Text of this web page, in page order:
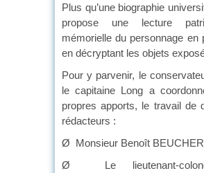
Plus qu’une biographie
propose une lecture
mémorielle du personnage en
en décryptant les objets
Pour y parvenir, le
le capitaine Long a
propres apports, le travail de
rédacteurs :
Ø Monsieur Benoît BEUCHER
Ø Le lieutenant-